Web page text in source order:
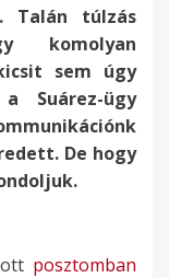
Talán túlzás
komolyan
sem úgy
Suárez-ügy
De hogy
posztomban